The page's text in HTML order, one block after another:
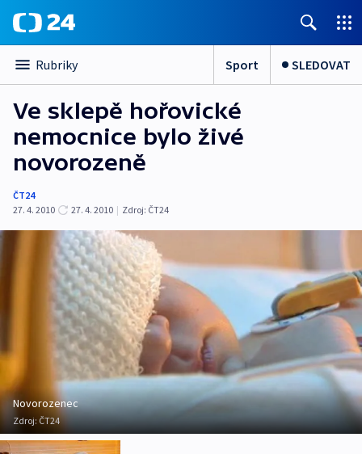
Rubriky Sport SLEDOVAT
Ve sklepě hořovické
nemocnice bylo živé
novorozeně
ČT24
27. 4. 2010
27. 4. 2010 | Zdroj: ČT24
Novorozenec
Zdroj: ČT24